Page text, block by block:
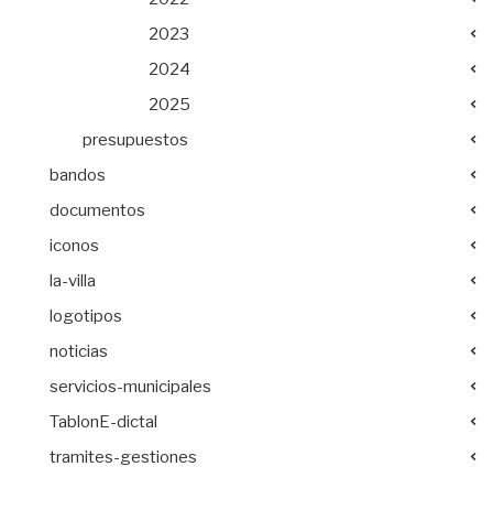
2023
2024
2025
presupuestos
bandos
documentos
iconos
la-villa
logotipos
noticias
servicios-municipales
TablonE-dictal
tramites-gestiones